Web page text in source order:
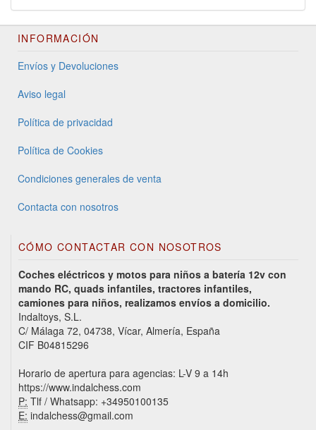
INFORMACIÓN
Envíos y Devoluciones
Aviso legal
Política de privacidad
Política de Cookies
Condiciones generales de venta
Contacta con nosotros
CÓMO CONTACTAR CON NOSOTROS
Coches eléctricos y motos para niños a batería 12v con
mando RC, quads infantiles, tractores infantiles,
camiones para niños, realizamos envíos a domicilio.
Indaltoys, S.L.
C/ Málaga 72, 04738, Vícar, Almería, España
CIF B04815296
Horario de apertura para agencias: L-V 9 a 14h
https://www.indalchess.com
P: Tlf / Whatsapp: +34950100135
E: indalchess@gmail.com